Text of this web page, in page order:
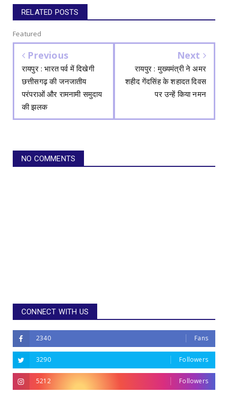
RELATED POSTS
Featured
Previous
रायपुर : भारत पर्व में दिखेगी
छत्तीसगढ़ की जनजातीय
परंपराओं और रामनामी समुदाय
की झलक
Next
रायपुर : मुख्यमंत्री ने अमर
शहीद गेंदसिंह के शहादत दिवस
पर उन्हें किया नमन
NO COMMENTS
CONNECT WITH US
2340 Fans
3290 Followers
5212 Followers